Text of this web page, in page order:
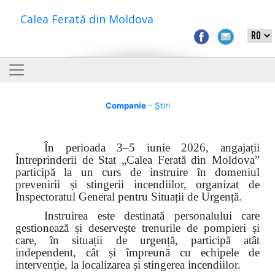
Calea Ferată din Moldova
Companie- Știri
În perioada 3–5 iunie 2026, angajații
Întreprinderii de Stat „Calea Ferată din Moldova”
participă la un curs de instruire în domeniul
prevenirii și stingerii incendiilor, organizat de
Inspectoratul General pentru Situații de Urgență.
Instruirea este destinată personalului care
gestionează și deservește trenurile de pompieri și
care, în situații de urgență, participă atât
independent, cât și împreună cu echipele de
intervenție, la localizarea și stingerea incendiilor.